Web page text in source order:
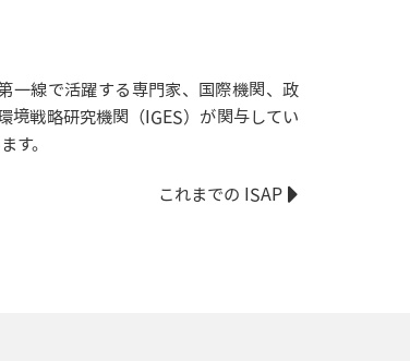
線で活躍する専門家、国際機関、政
境戦略研究機関（IGES）が関与してい
す。
これまでの ISAP